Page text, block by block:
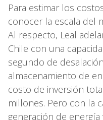
Para estimar los
conocer la escala del
Al respecto, Leal
Chile con una
segundo de
almacenamiento de
costo de inversión
millones. Pero con la
generación de